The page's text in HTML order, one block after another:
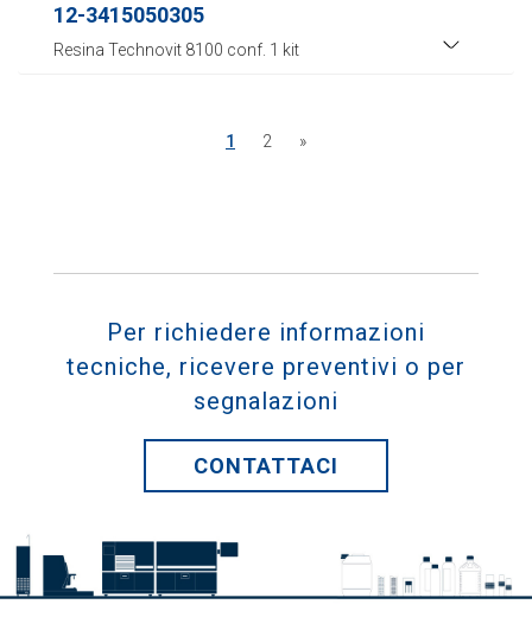
12-3415050305
Resina Technovit 8100 conf. 1 kit
1 2 »
Per richiedere informazioni
tecniche, ricevere preventivi o per
segnalazioni
CONTATTACI